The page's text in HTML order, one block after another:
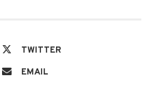
TWITTER
EMAIL